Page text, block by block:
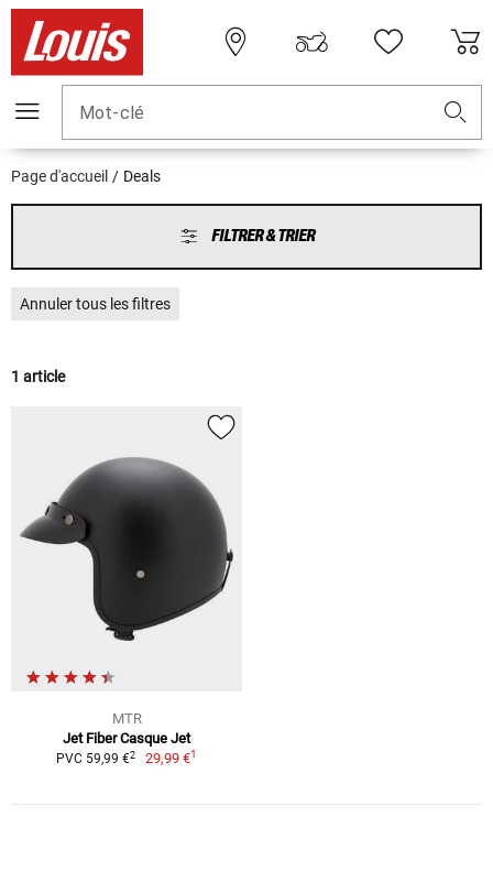
Mot-clé
Page d'accueil Deals
FILTRER & TRIER
Annuler tous les filtres
1 article
MTR
Jet Fiber Casque Jet
PVC 59,99 €2 29,99 €1